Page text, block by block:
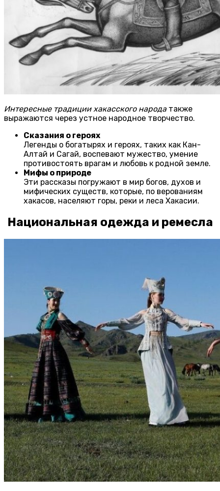
Интересные традиции хакасского народатакже
выражаются через устное народное творчество.
Сказания о героях
Легенды о богатырях и героях, таких как Кан-
Алтай и Сагай, воспевают мужество, умение
противостоять врагам и любовь к родной земле.
Мифы о природе
Эти рассказы погружают в мир богов, духов и
мифических существ, которые, по верованиям
хакасов, населяют горы, реки и леса Хакасии.
Национальная одежда и ремесла